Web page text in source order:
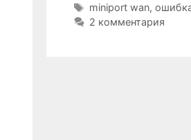
Метки
miniport wan,
2 комментария